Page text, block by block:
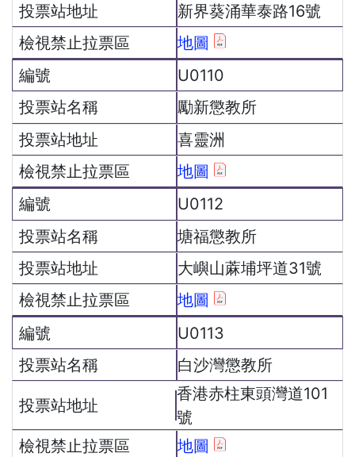
新界葵涌華泰路16號
地圖
U0110
勵新懲教所
喜靈洲
地圖
U0112
塘福懲教所
大嶼山蔴埔坪道31號
地圖
U0113
白沙灣懲教所
香港赤柱東頭灣道101
號
地圖